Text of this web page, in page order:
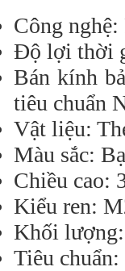
Công
Độ lợi thời
Bán kính
tiêu chuẩn
Vật liệu:
Màu sắc:
Chiều cao:
Kiểu ren:
Khối
Tiêu